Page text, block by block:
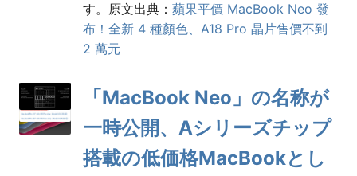
す。原文出典： 蘋果平價 MacBook Neo 發
布！全新 4 種顏色、A18 Pro 晶片售價不到
2 萬元
「MacBook Neo」の名称が
一時公開、Aシリーズチップ
搭載の低価格MacBookとし